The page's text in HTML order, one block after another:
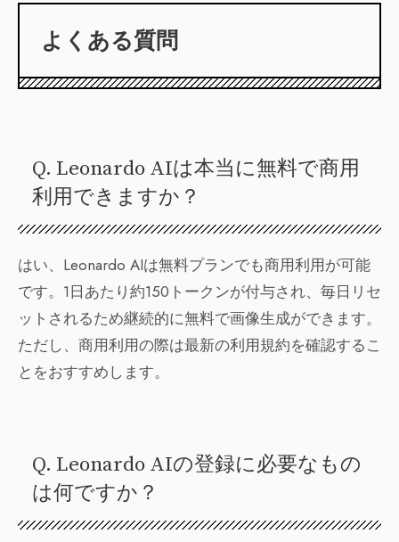
よくある質問
Q. Leonardo AIは本当に無料で商用
利用できますか？
はい、Leonardo AIは無料プランでも商用利用が可能
です。1日あたり約150トークンが付与され、毎日リセ
ットされるため継続的に無料で画像生成ができます。
ただし、商用利用の際は最新の利用規約を確認するこ
とをおすすめします。
Q. Leonardo AIの登録に必要なもの
は何ですか？